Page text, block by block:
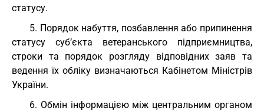
статусу.
5. Порядок набуття, позбавлення або припинення
статусу суб’єкта ветеранського підприємництва,
строки та порядок розгляду відповідних заяв та
ведення їх обліку визначаються Кабінетом Міністрів
України.
6. Обмін інформацією між центральним органом